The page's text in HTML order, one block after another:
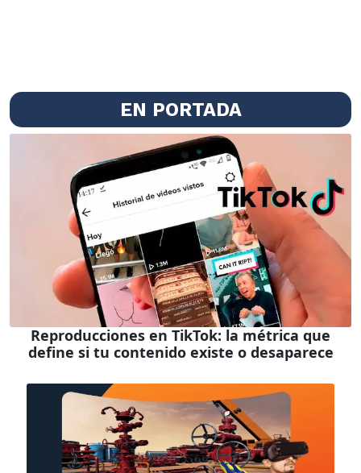
EN PORTADA
Reproducciones en TikTok: la métrica que
define si tu contenido existe o desaparece